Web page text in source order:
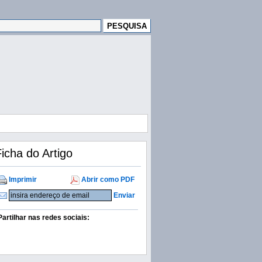
do Artigo
Imprimir
Abrir como PDF
Enviar
nas redes sociais: